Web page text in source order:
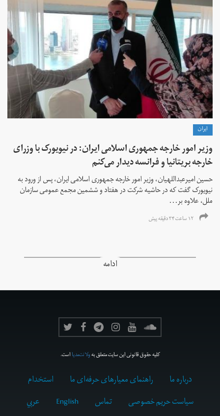
ايران
وزیر امور خارجه جمهوری اسلامی ایران: در نیویورک با وزرای
خارجه بریتانیا و فرانسه دیدار می‌کنم
حسین امیرعبداللهیان، وزیر امور خارجه جمهوری اسلامی ایران، پس از ورود به
نیویورک گفت که در حاشیه شرکت در هفتاد و ششمین مجمع عمومی سازمان
ملل، علاوه بر...
۱۲ ساعت ۳۴ دقیقه پیش
ادامه
کلیه حقوق قانونی این سایت متعلق بهولانت‌مدیااست.
درباره ما راهنمای معیارهای حرفه‌ای ما
استخدام
سیاست حریم خصوصی
تماس English
عربي